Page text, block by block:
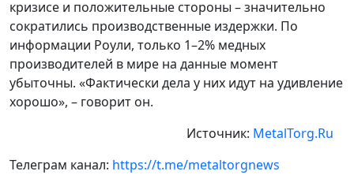
кризисе и положительные стороны – значительно
сократились производственные издержки. По
информации Роули, только 1–2% медных
производителей в мире на данные момент
убыточны. «Фактически дела у них идут на удивление
хорошо», – говорит он.
Источник: MetalTorg.Ru
Телеграм канал: https://t.me/metaltorgnews